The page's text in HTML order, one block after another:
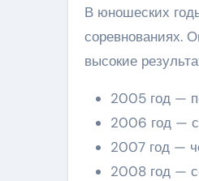
В юношеских
соревнованиях.
высокие
2005 год —
2006 год —
2007 год —
2008 год —